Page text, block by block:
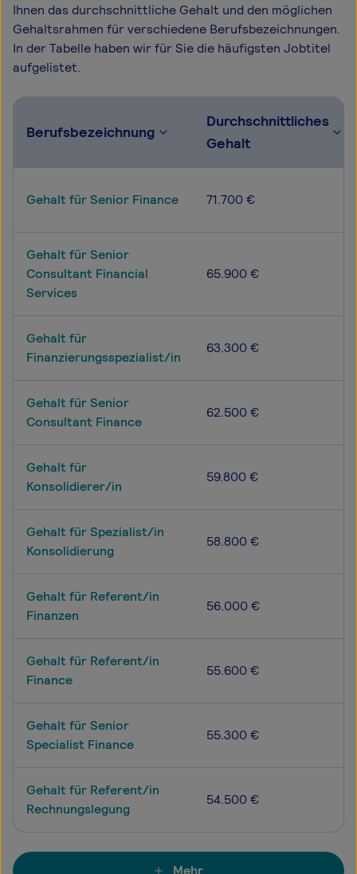
Ihnen das durchschnittliche Gehalt und den möglichen
Gehaltsrahmen für verschiedene Berufsbezeichnungen.
In der Tabelle haben wir für Sie die häufigsten Jobtitel
aufgelistet.
Berufsbezeichnung
Durchschnittliches
Gehalt
Gehalt für Senior Finance 71.700 €
Gehalt für Senior
Consultant Financial
Services
65.900 €
Gehalt für
Finanzierungsspezialist/in
63.300 €
Gehalt für Senior
Consultant Finance
62.500 €
Gehalt für
Konsolidierer/in
59.800 €
Gehalt für Spezialist/in
Konsolidierung
58.800 €
Gehalt für Referent/in
Finanzen
56.000 €
Gehalt für Referent/in
Finance
55.600 €
Gehalt für Senior
Specialist Finance
55.300 €
Gehalt für Referent/in
Rechnungslegung
54.500 €
Mehr